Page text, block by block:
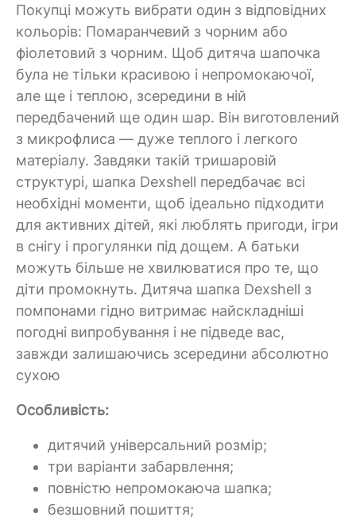
Покупці можуть вибрати один з відповідних
кольорів: Помаранчевий з чорним або
фіолетовий з чорним. Щоб дитяча шапочка
була не тільки красивою і непромокаючої,
але ще і теплою, зсередини в ній
передбачений ще один шар. Він виготовлений
з микрофлиса — дуже теплого і легкого
матеріалу. Завдяки такій тришаровій
структурі, шапка Dexshell передбачає всі
необхідні моменти, щоб ідеально підходити
для активних дітей, які люблять пригоди, ігри
в снігу і прогулянки під дощем. А батьки
можуть більше не хвилюватися про те, що
діти промокнуть. Дитяча шапка Dexshell з
помпонами гідно витримає найскладніші
погодні випробування і не підведе вас,
завжди залишаючись зсередини абсолютно
сухою
Особливість:
дитячий універсальний розмір;
три варіанти забарвлення;
повністю непромокаюча шапка;
безшовний пошиття;